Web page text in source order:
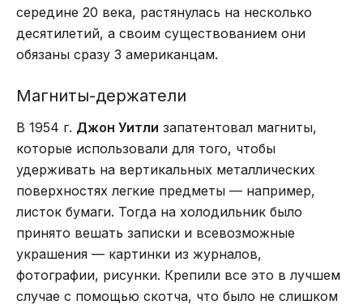
середине 20 века, растянулась на несколько
десятилетий, а своим существованием они
обязаны сразу 3 американцам.
Магниты-держатели
В 1954 г. Джон Уитли запатентовал магниты,
которые использовали для того, чтобы
удерживать на вертикальных металлических
поверхностях легкие предметы — например,
листок бумаги. Тогда на холодильник было
принято вешать записки и всевозможные
украшения — картинки из журналов,
фотографии, рисунки. Крепили все это в лучшем
случае с помощью скотча, что было не слишком